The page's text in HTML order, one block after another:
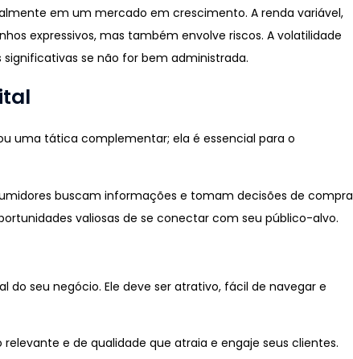
em um mercado em crescimento. A renda variável,
expressivos, mas também envolve riscos. A volatilidade
se não for bem administrada.
uma tática complementar; ela é essencial para o
buscam informações e tomam decisões de compra
valiosas de se conectar com seu público-alvo.
do seu negócio. Ele deve ser atrativo, fácil de navegar e
e de qualidade que atraia e engaje seus clientes.